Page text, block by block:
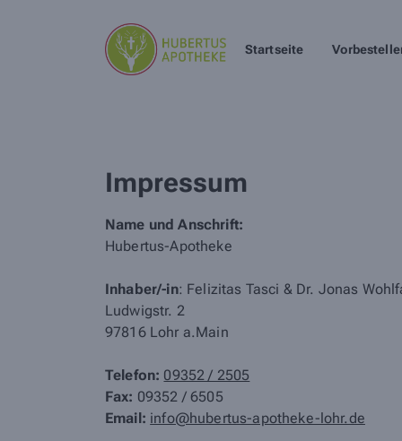
Startseite
Impressum
Name und Anschrift:
Hubertus-Apotheke
Inhaber/-in: Felizitas Tasci & Dr. Jonas
Ludwigstr. 2
97816 Lohr a.Main
Telefon: 09352 / 2505
Fax: 09352 / 6505
Email: info@hubertus-apotheke-lohr.de